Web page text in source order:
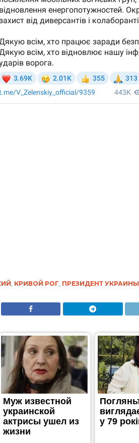
, КРИВОЙ РОГ, ПРЕЗИДЕНТ УКРАИНЫ